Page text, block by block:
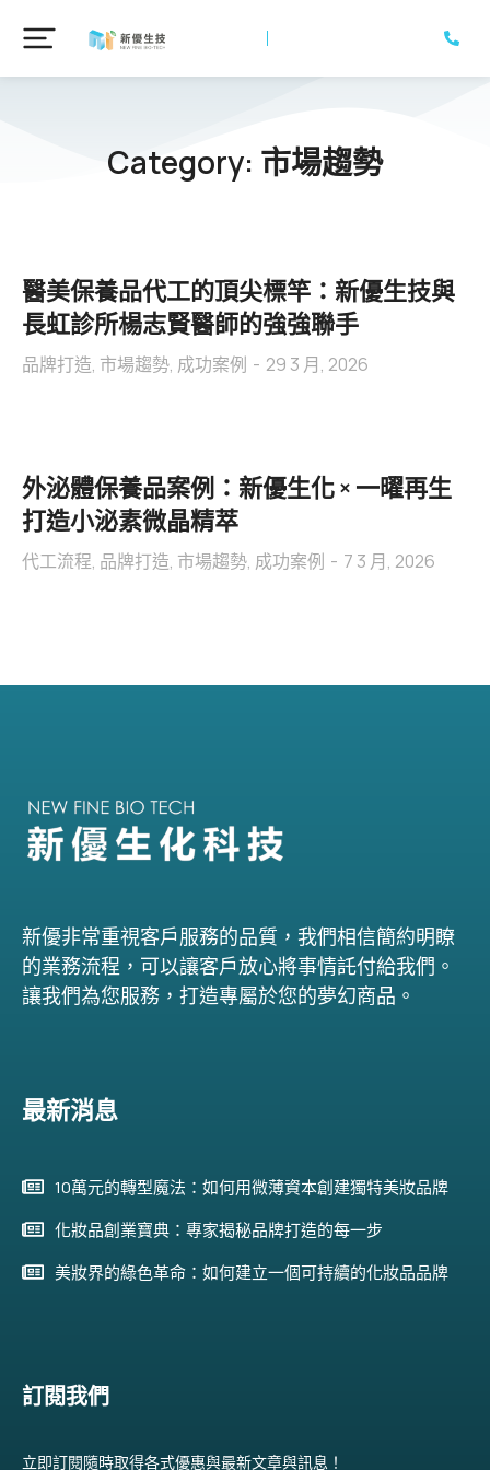
Category: 市場趨勢
醫美保養品代工的頂尖標竿：新優生技與
長虹診所楊志賢醫師的強強聯手
品牌打造, 市場趨勢, 成功案例 29 3 月, 2026
外泌體保養品案例：新優生化 × 一曜再生
打造小泌素微晶精萃
代工流程, 品牌打造, 市場趨勢, 成功案例 7 3 月, 2026
新優非常重視客戶服務的品質，我們相信簡約明瞭
的業務流程，可以讓客戶放心將事情託付給我們。
讓我們為您服務，打造專屬於您的夢幻商品。
最新消息
10萬元的轉型魔法：如何用微薄資本創建獨特美妝品牌
化妝品創業寶典：專家揭秘品牌打造的每一步
美妝界的綠色革命：如何建立一個可持續的化妝品品牌
訂閱我們
立即訂閱隨時取得各式優惠與最新文章與訊息！